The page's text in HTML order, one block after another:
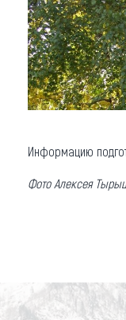
Информацию
Фото Алексея